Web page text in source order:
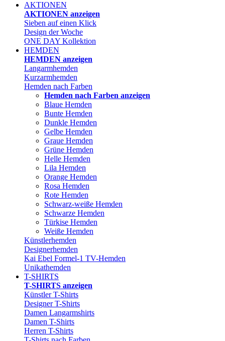
AKTIONEN
AKTIONEN anzeigen
Sieben auf einen Klick
Design der Woche
ONE DAY Kollektion
HEMDEN
HEMDEN anzeigen
Langarmhemden
Kurzarmhemden
Hemden nach Farben
Hemden nach Farben anzeigen
Blaue Hemden
Bunte Hemden
Dunkle Hemden
Gelbe Hemden
Graue Hemden
Grüne Hemden
Helle Hemden
Lila Hemden
Orange Hemden
Rosa Hemden
Rote Hemden
Schwarz-weiße Hemden
Schwarze Hemden
Türkise Hemden
Weiße Hemden
Künstlerhemden
Designerhemden
Kai Ebel Formel-1 TV-Hemden
Unikathemden
T-SHIRTS
T-SHIRTS anzeigen
Künstler T-Shirts
Designer T-Shirts
Damen Langarmshirts
Damen T-Shirts
Herren T-Shirts